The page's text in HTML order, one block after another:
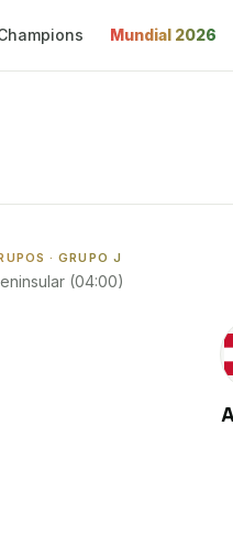
Mundial 2026
· GRUPO J
(04:00)